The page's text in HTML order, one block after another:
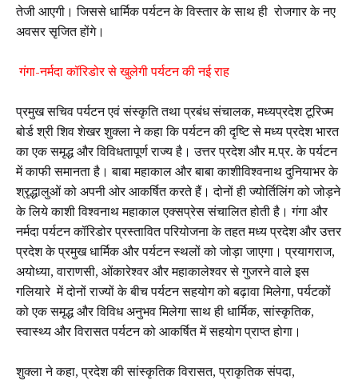
तेजी आएगी। जिससे धार्मिक पर्यटन के विस्तार के साथ ही रोजगार के नए
अवसर सृजित होंगे।
गंगा-नर्मदा कॉरिडोर से खुलेगी पर्यटन की नई राह
प्रमुख सचिव पर्यटन एवं संस्कृति तथा प्रबंध संचालक, मध्यप्रदेश टूरिज्म
बोर्ड श्री शिव शेखर शुक्ला ने कहा कि पर्यटन की दृष्टि से मध्य प्रदेश भारत
का एक समृद्ध और विविधतापूर्ण राज्य है। उत्तर प्रदेश और म.प्र. के पर्यटन
में काफी समानता है। बाबा महाकाल और बाबा काशीविश्वनाथ दुनियाभर के
श्रृद्धालुओं को अपनी ओर आकर्षित करते हैं। दोनों ही ज्योर्तिलिंग को जोड़ने
के लिये काशी विश्वनाथ महाकाल एक्सप्रेस संचालित होती है। गंगा और
नर्मदा पर्यटन कॉरिडोर प्रस्तावित परियोजना के तहत मध्य प्रदेश और उत्तर
प्रदेश के प्रमुख धार्मिक और पर्यटन स्थलों को जोड़ा जाएगा। प्रयागराज,
अयोध्या, वाराणसी, ओंकारेश्वर और महाकालेश्वर से गुजरने वाले इस
गलियारे में दोनों राज्यों के बीच पर्यटन सहयोग को बढ़ावा मिलेगा, पर्यटकों
को एक समृद्ध और विविध अनुभव मिलेगा साथ ही धार्मिक, सांस्कृतिक,
स्वास्थ्य और विरासत पर्यटन को आकर्षित में सहयोग प्राप्त होगा।
शुक्ला ने कहा, प्रदेश की सांस्कृतिक विरासत, प्राकृतिक संपदा,